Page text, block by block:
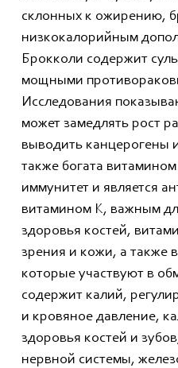
склонных к ожирению,
низкокалорийным
Брокколи содержит
мощными
Исследования
может замедлять рост
выводить канцерогены
также богата
иммунитет и является
витамином К, важным
здоровья костей,
зрения и кожи, а также
которые участвуют в
содержит калий,
и кровяное давление,
здоровья костей и
нервной системы,